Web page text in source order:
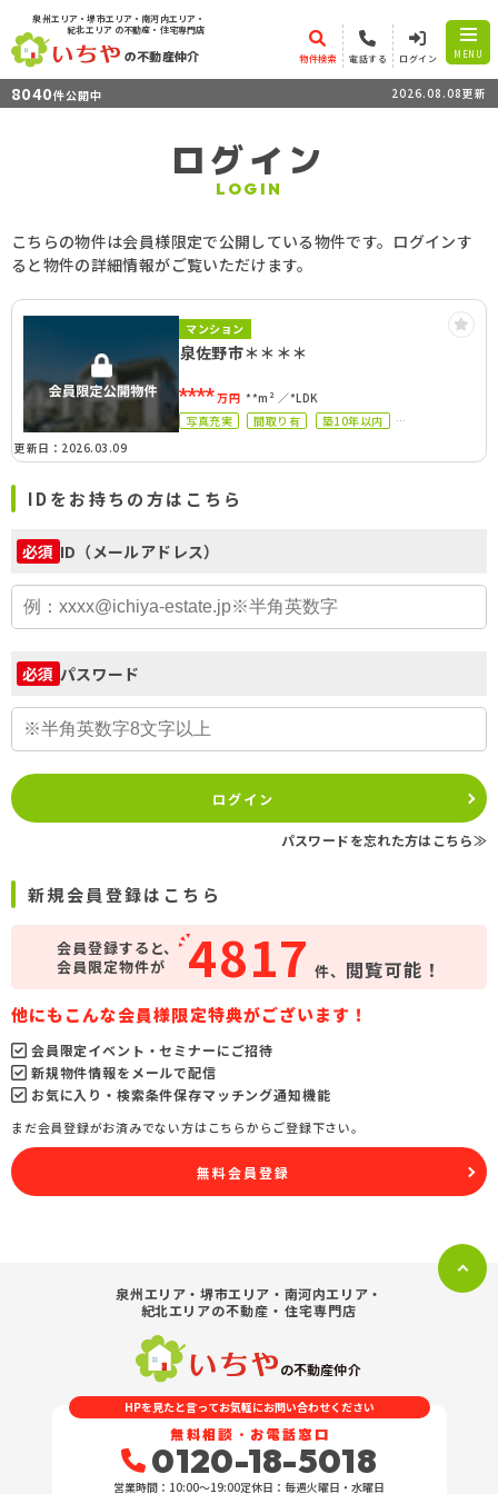
泉州エリア・堺市エリア・南河内エリア・
紀北エリア の不動産・住宅専門店
の不動産仲介 物件検索 電話する ログイン MENU
8040件公開中 2026.08.08更新
ログイン
LOGIN
こちらの物件は会員様限定で公開している物件です。ログインす
ると物件の詳細情報がご覧いただけます。
マンション
泉佐野市＊＊＊＊
****万円 **m²
*LDK
写真充実
間取り有
築10年以内
更新日：2026.03.09
IDをお持ちの方はこちら
必須 ID（メールアドレス）
必須 パスワード
ログイン
パスワードを忘れた方はこちら≫
新規会員登録はこちら
会員登録すると、
会員限定物件が
4817 件、 閲覧可能！
他にもこんな会員様限定特典がございます！
会員限定イベント・セミナーにご招待
新規物件情報をメールで配信
お気に入り・検索条件保存マッチング通知機能
まだ会員登録がお済みでない方はこちらからご登録下さい。
無料会員登録
泉州エリア・堺市エリア・南河内エリア・
紀北エリアの不動産・住宅専門店
の不動産仲介
HPを見たと言ってお気軽にお問い合わせください
無料相談・お電話窓口
0120-18-5018
営業時間：10:00〜19:00定休日：毎週火曜日・水曜日